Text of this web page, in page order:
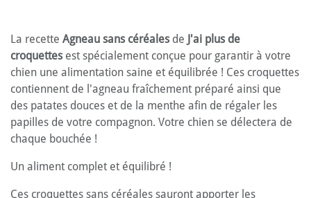
La recette Agneau sans céréales de J'ai plus de
croquettes est spécialement conçue pour garantir à votre
chien une alimentation saine et équilibrée ! Ces croquettes
contiennent de l'agneau fraîchement préparé ainsi que
des patates douces et de la menthe afin de régaler les
papilles de votre compagnon. Votre chien se délectera de
chaque bouchée !
Un aliment complet et équilibré !
Ces croquettes sans céréales sauront apporter les